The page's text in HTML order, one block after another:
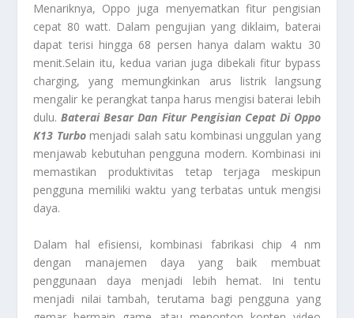
Menariknya, Oppo juga menyematkan fitur pengisian
cepat 80 watt. Dalam pengujian yang diklaim, baterai
dapat terisi hingga 68 persen hanya dalam waktu 30
menit.Selain itu, kedua varian juga dibekali fitur bypass
charging, yang memungkinkan arus listrik langsung
mengalir ke perangkat tanpa harus mengisi baterai lebih
dulu.Baterai Besar Dan Fitur Pengisian Cepat Di Oppo
K13 Turbomenjadi salah satu kombinasi unggulan yang
menjawab kebutuhan pengguna modern. Kombinasi ini
memastikan produktivitas tetap terjaga meskipun
pengguna memiliki waktu yang terbatas untuk mengisi
daya.
Dalam hal efisiensi, kombinasi fabrikasi chip 4 nm
dengan manajemen daya yang baik membuat
penggunaan daya menjadi lebih hemat. Ini tentu
menjadi nilai tambah, terutama bagi pengguna yang